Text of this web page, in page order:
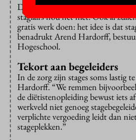
Daarnaast geldt een cao voor
stagiairs nou net niet. Ook al
gratis werk doen: het idee is dat
benadrukt Arend Hardorff,
Hogeschool.
Tekort aan begeleiders
In de zorg zijn stages soms lastig
Hardorff. “We remmen
de diëtistenopleiding bewust iets
werkveld niet genoeg
verplichte vergoeding leidt dan
stageplekken.”